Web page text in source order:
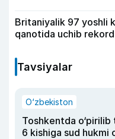
Britaniyalik 97 yoshli
qanotida uchib
Tavsiyalar
O‘zbekiston
Toshkentda o‘pirilib
6 kishiga sud hukmi